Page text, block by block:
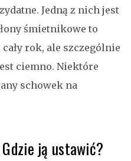
Jedną z nich jest
śmietnikowe to
rok, ale szczególnie
ciemno. Niektóre
schowek na
ją ustawić?